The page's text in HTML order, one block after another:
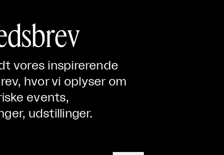
vores inspirerende
hvor vi oplyser om
events,
udstillinger.